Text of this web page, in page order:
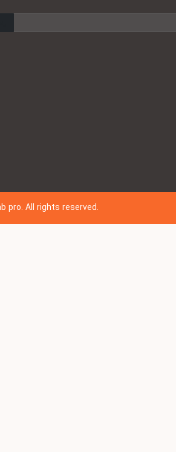
pro. All rights reserved.